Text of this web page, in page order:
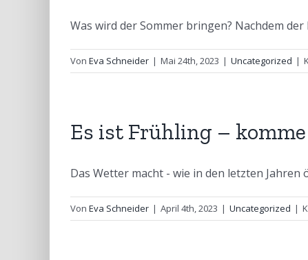
Was wird der Sommer bringen? Nachdem
Von Eva Schneider | Mai 24th, 2023 | Uncategorized |
Es ist Frühling –
Das Wetter macht - wie in den letzten Jahren
Von Eva Schneider | April 4th, 2023 | Uncategorized |